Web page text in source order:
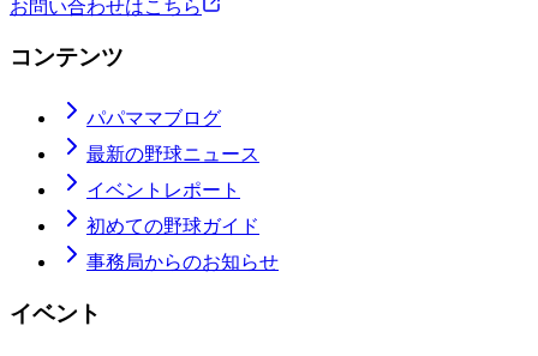
お問い合わせはこちら
コンテンツ
パパママブログ
最新の野球ニュース
イベントレポート
初めての野球ガイド
事務局からのお知らせ
イベント